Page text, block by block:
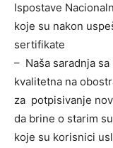
Ispostave
koje su nakon
sertifikate
– Naša saradnja
kvalitetna na
za potpisivanje
da brine o starim
koje su korisnici